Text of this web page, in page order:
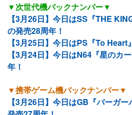
▼次世代機バックナンバー▼
【3月26日】今日はSS『THE
の発売28周年！
【3月25日】今日はPS『To Heart
【3月24日】今日はN64『星のカ
年！
▼携帯ゲーム機バックナンバー▼
【3月26日】今日はGB『バーガ